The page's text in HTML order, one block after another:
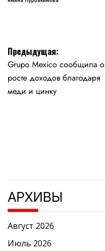
Навигация
по
записям
Предыдущая:
Grupo Mexico сообщила о
росте доходов благодаря
меди и цинку
АРХИВЫ
Август 2026
Июль 2026